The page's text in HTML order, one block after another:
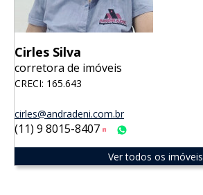
Cirles Silva
corretora de imóveis
CRECI: 165.643
cirles@andradeni.com.br
(11) 9 8015-8407 Tim
Ver todos os imóveis